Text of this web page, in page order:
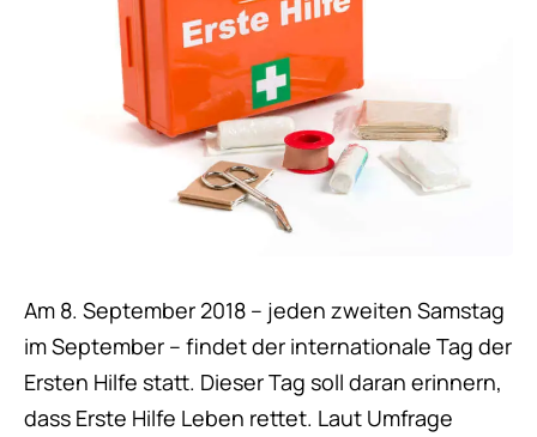
Am 8. September 2018 – jeden zweiten Samstag
im September – findet der internationale Tag der
Ersten Hilfe statt. Dieser Tag soll daran erinnern,
dass Erste Hilfe Leben rettet. Laut Umfrage